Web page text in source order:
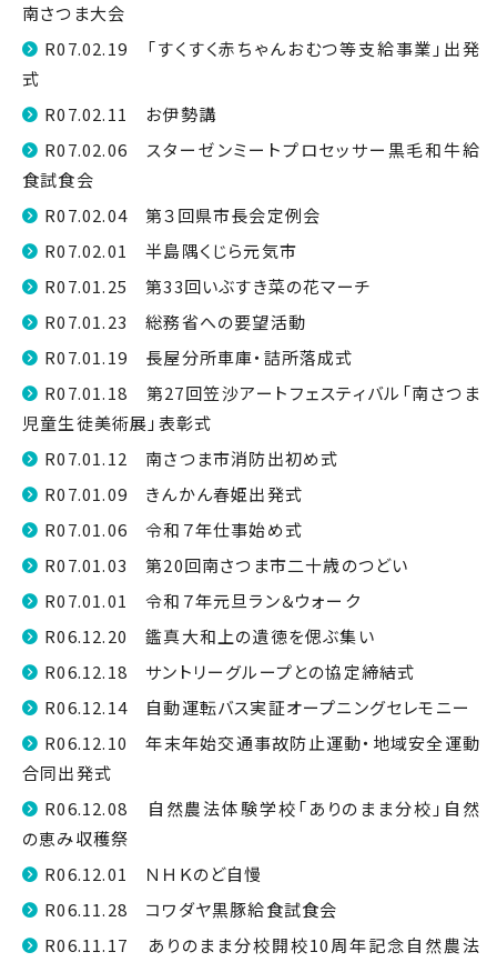
南さつま大会
R07.02.19 「すくすく赤ちゃんおむつ等支給事業」出発
式
R07.02.11 お伊勢講
R07.02.06 スターゼンミートプロセッサー黒毛和牛給
食試食会
R07.02.04 第３回県市長会定例会
R07.02.01 半島隅くじら元気市
R07.01.25 第33回いぶすき菜の花マーチ
R07.01.23 総務省への要望活動
R07.01.19 長屋分所車庫・詰所落成式
R07.01.18 第27回笠沙アートフェスティバル「南さつま
児童生徒美術展」表彰式
R07.01.12 南さつま市消防出初め式
R07.01.09 きんかん春姫出発式
R07.01.06 令和７年仕事始め式
R07.01.03 第20回南さつま市二十歳のつどい
R07.01.01 令和７年元旦ラン＆ウォーク
R06.12.20 鑑真大和上の遺徳を偲ぶ集い
R06.12.18 サントリーグループとの協定締結式
R06.12.14 自動運転バス実証オープニングセレモニー
R06.12.10 年末年始交通事故防止運動・地域安全運動
合同出発式
R06.12.08 自然農法体験学校「ありのまま分校」自然
の恵み収穫祭
R06.12.01 ＮＨＫのど自慢
R06.11.28 コワダヤ黒豚給食試食会
R06.11.17 ありのまま分校開校10周年記念自然農法